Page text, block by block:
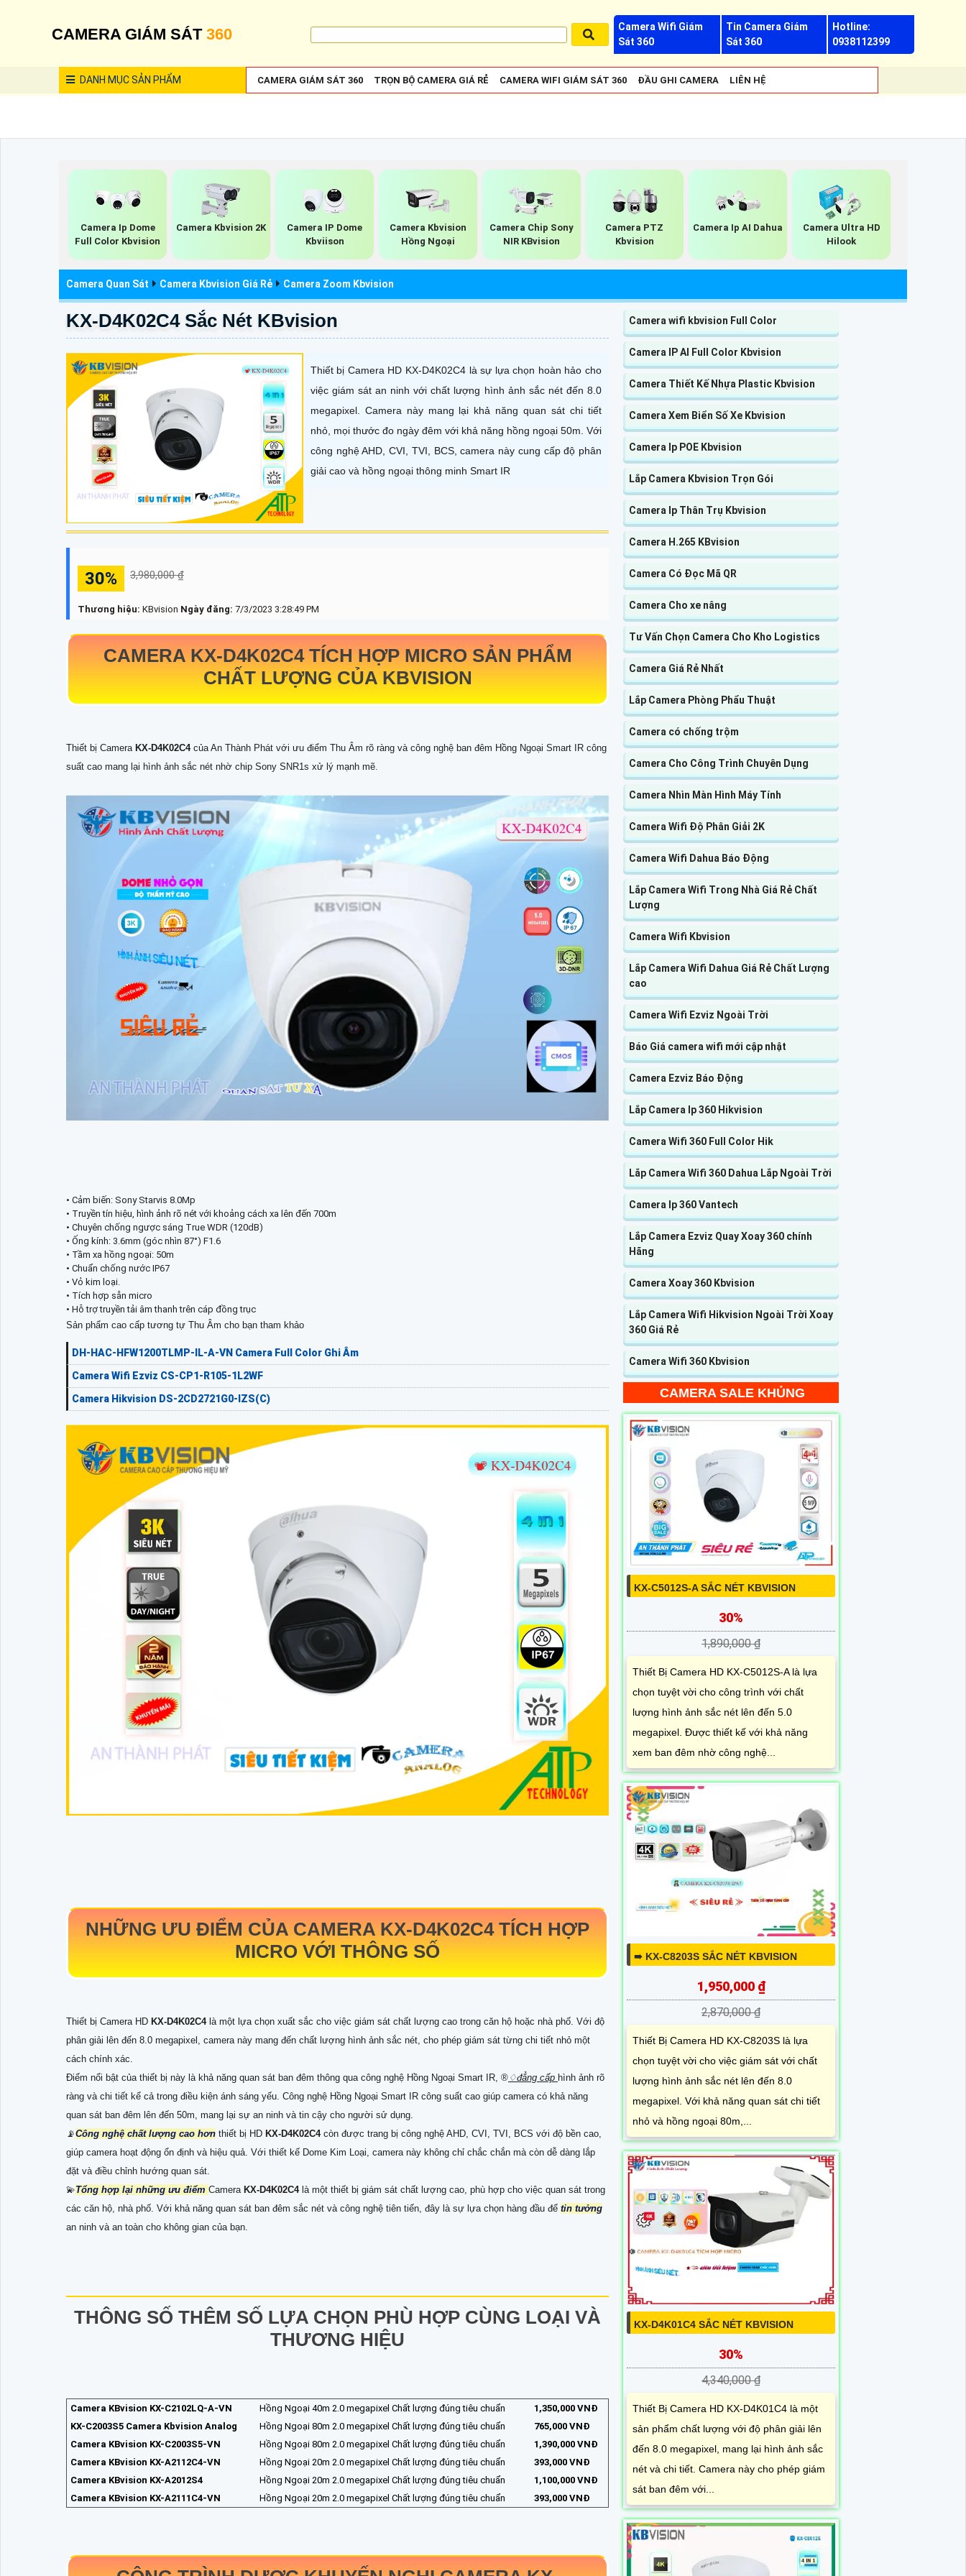
CAMERA GIÁM SÁT 360
Camera Wifi Giám
Sát 360
Tin Camera Giám
Sát 360
Hotline:
0938112399
DANH MỤCSẢN PHẨM CAMERA GIÁM SÁT 360 TRỌN BỘ CAMERA GIÁ RẺ CAMERA WIFI GIÁM SÁT 360 ĐẦU GHI CAMERA LIÊN HỆ
Camera Ip Dome
Full Color Kbvision
Camera Kbvision 2K
Camera IP Dome
Kbviison
Camera Kbvision
Hồng Ngoại
Camera Chip Sony
NIR KBvision
Camera PTZ
Kbvision
Camera Ip AI Dahua
Camera Ultra HD
Hilook
Camera Quan Sát Camera Kbvision Giá Rẻ Camera Zoom Kbvision
KX-D4K02C4 Sắc Nét KBvision
Thiết bị Camera HD KX-D4K02C4 là sự lựa chọn hoàn hảo cho
việc giám sát an ninh với chất lượng hình ảnh sắc nét đến 8.0
megapixel. Camera này mang lại khả năng quan sát chi tiết
nhỏ, mọi thước đo ngày đêm với khả năng hồng ngoại 50m. Với
công nghệ AHD, CVI, TVI, BCS, camera này cung cấp độ phân
giải cao và hồng ngoại thông minh Smart IR
30% 3,980,000 ₫
Thương hiệu: KBvision Ngày đăng: 7/3/2023 3:28:49 PM
CAMERA KX-D4K02C4 TÍCH HỢP MICRO SẢN PHẨM
CHẤT LƯỢNG CỦA KBVISION
Thiết bị Camera KX-D4K02C4 của An Thành Phát với ưu điểm Thu Âm rõ ràng và công nghệ ban đêm Hồng Ngoại Smart IR công
suất cao mang lại hình ảnh sắc nét nhờ chip Sony SNR1s xử lý mạnh mẽ.
• Cảm biến: Sony Starvis 8.0Mp
• Truyền tín hiệu, hình ảnh rõ nét với khoảng cách xa lên đến 700m
• Chuyên chống ngược sáng True WDR (120dB)
• Ống kính: 3.6mm (góc nhìn 87°) F1.6
• Tầm xa hồng ngoại: 50m
• Chuẩn chống nước IP67
• Vỏ kim loại.
• Tích hợp sẵn micro
• Hỗ trợ truyền tải âm thanh trên cáp đồng trục
Sản phẩm cao cấp tương tự Thu Âm cho bạn tham khảo
DH-HAC-HFW1200TLMP-IL-A-VN Camera Full Color Ghi Âm
Camera Wifi Ezviz CS-CP1-R105-1L2WF
Camera Hikvision DS-2CD2721G0-IZS(C)
NHỮNG ƯU ĐIỂM CỦA CAMERA KX-D4K02C4 TÍCH HỢP
MICRO VỚI THÔNG SỐ
Thiết bị Camera HD KX-D4K02C4 là một lựa chọn xuất sắc cho việc giám sát chất lượng cao trong căn hộ hoặc nhà phố. Với độ
phân giải lên đến 8.0 megapixel, camera này mang đến chất lượng hình ảnh sắc nét, cho phép giám sát từng chi tiết nhỏ một
cách chính xác.
Điểm nổi bật của thiết bị này là khả năng quan sát ban đêm thông qua công nghệ Hồng Ngoại Smart IR, ®️ ♢đẳng cấp hình ảnh rõ
ràng và chi tiết kể cả trong điều kiện ánh sáng yếu. Công nghệ Hồng Ngoại Smart IR công suất cao giúp camera có khả năng
quan sát ban đêm lên đến 50m, mang lại sự an ninh và tin cậy cho người sử dụng.
📡Công nghệ chất lượng cao hơn thiết bị HD KX-D4K02C4 còn được trang bị công nghệ AHD, CVI, TVI, BCS với độ bền cao,
giúp camera hoạt động ổn định và hiệu quả. Với thiết kế Dome Kim Loại, camera này không chỉ chắc chắn mà còn dễ dàng lắp
đặt và điều chỉnh hướng quan sát.
💫Tổng hợp lại những ưu điểm Camera KX-D4K02C4 là một thiết bị giám sát chất lượng cao, phù hợp cho việc quan sát trong
các căn hộ, nhà phố. Với khả năng quan sát ban đêm sắc nét và công nghệ tiên tiến, đây là sự lựa chọn hàng đầu để tin tưởng
an ninh và an toàn cho không gian của bạn.
THÔNG SỐ THÊM SỐ LỰA CHỌN PHÙ HỢP CÙNG LOẠI VÀ
THƯƠNG HIỆU
Camera KBvision KX-C2102LQ-A-VN Hồng Ngoại 40m 2.0 megapixel Chất lượng đúng tiêu chuẩn
1,350,000 VNĐ
KX-C2003S5 Camera Kbvision Analog
Hồng Ngoại 80m 2.0 megapixel Chất lượng đúng tiêu chuẩn
765,000 VNĐ
Camera KBvision KX-C2003S5-VN
Hồng Ngoại 80m 2.0 megapixel Chất lượng đúng tiêu chuẩn
1,390,000 VNĐ
Camera KBvision KX-A2112C4-VN
Hồng Ngoại 20m 2.0 megapixel Chất lượng đúng tiêu chuẩn
393,000 VNĐ
Camera KBvision KX-A2012S4
Hồng Ngoại 20m 2.0 megapixel Chất lượng đúng tiêu chuẩn
1,100,000 VNĐ
Camera KBvision KX-A2111C4-VN
Hồng Ngoại 20m 2.0 megapixel Chất lượng đúng tiêu chuẩn 393,000 VNĐ
Camera wifi kbvision Full Color
Camera IP AI Full Color Kbvision
Camera Thiết Kế Nhựa Plastic Kbvision
Camera Xem Biển Số Xe Kbvision
Camera Ip POE Kbvision
Lắp Camera Kbvision Trọn Gói
Camera Ip Thân Trụ Kbvision
Camera H.265 KBvision
Camera Có Đọc Mã QR
Camera Cho xe nâng
Tư Vấn Chọn Camera Cho Kho Logistics
Camera Giá Rẻ Nhất
Lắp Camera Phòng Phẩu Thuật
Camera có chống trộm
Camera Cho Công Trình Chuyên Dụng
Camera Nhìn Màn Hình Máy Tính
Camera Wifi Độ Phân Giải 2K
Camera Wifi Dahua Báo Động
Lắp Camera Wifi Trong Nhà Giá Rẻ Chất
Lượng
Camera Wifi Kbvision
Lắp Camera Wifi Dahua Giá Rẻ Chất Lượng
cao
Camera Wifi Ezviz Ngoài Trời
Báo Giá camera wifi mới cập nhật
Camera Ezviz Báo Động
Lắp Camera Ip 360 Hikvision
Camera Wifi 360 Full Color Hik
Lắp Camera Wifi 360 Dahua Lắp Ngoài Trời
Camera Ip 360 Vantech
Lắp Camera Ezviz Quay Xoay 360 chính
Hãng
Camera Xoay 360 Kbvision
Lắp Camera Wifi Hikvision Ngoài Trời Xoay
360 Giá Rẻ
Camera Wifi 360 Kbvision
CAMERA SALE KHỦNG
KX-C5012S-A SẮC NÉT KBVISION
30%
1,890,000 ₫
Thiết Bị Camera HD KX-C5012S-A là lựa
chọn tuyệt vời cho công trình với chất
lượng hình ảnh sắc nét lên đến 5.0
megapixel. Được thiết kế với khả năng
xem ban đêm nhờ công nghệ...
➠ KX-C8203S SẮC NÉT KBVISION
1,950,000 ₫
2,870,000 ₫
Thiết Bị Camera HD KX-C8203S là lựa
chọn tuyệt vời cho việc giám sát với chất
lượng hình ảnh sắc nét lên đến 8.0
megapixel. Với khả năng quan sát chi tiết
nhỏ và hồng ngoại 80m,...
KX-D4K01C4 SẮC NÉT KBVISION
30%
4,340,000 ₫
Thiết Bị Camera HD KX-D4K01C4 là một
sản phẩm chất lượng với độ phân giải lên
đến 8.0 megapixel, mang lại hình ảnh sắc
nét và chi tiết. Camera này cho phép giám
sát ban đêm với...